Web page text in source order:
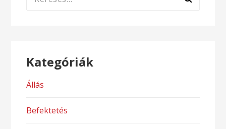
Kategóriák
Állás
Befektetés